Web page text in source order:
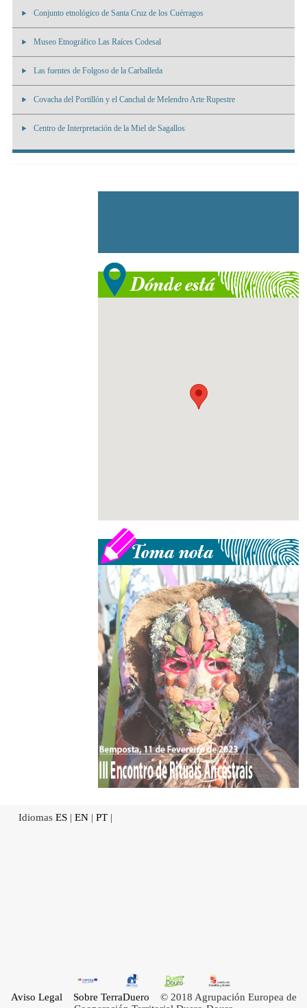
Conjunto etnológico de Santa Cruz de los Cuérragos
Museo Etnográfico Las Raíces Codesal
Las fuentes de Folgoso de la Carballeda
Covacha del Portillón y el Canchal de Melendro Arte Rupestre
Centro de Interpretación de la Miel de Sagallos
Idiomas ES | EN | PT |
Aviso Legal Sobre TerraDuero © 2018 Agrupación Europea de